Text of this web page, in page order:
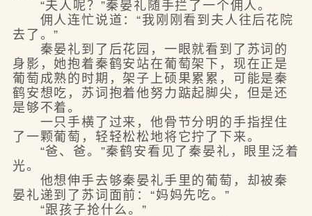
“夫人呢？”秦晏礼随手拦了一个佣人。
佣人连忙说道：“我刚刚看到夫人往后花院
去了。”
秦晏礼到了后花园，一眼就看到了苏词的
身影，她抱着秦鹤安站在葡萄架下，现在正是
葡萄成熟的时期，架子上硕果累累，可能是秦
鹤安想吃，苏词抱着他努力踮起脚尖，但是还
是够不着。
一只手横了过来，他骨节分明的手指捏住
了一颗葡萄，轻轻松松地将它拧了下来。
“爸、爸。”秦鹤安看见了秦晏礼，眼里泛着
光。
他想伸手去够秦晏礼手里的葡萄，却被秦
晏礼递到了苏词面前：“妈妈先吃。”
“跟孩子抢什么。”